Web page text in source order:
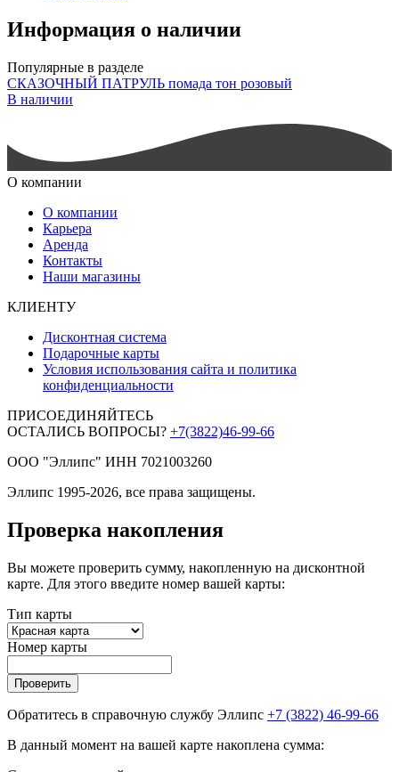
Информация о наличии
Популярные в разделе
СКАЗОЧНЫЙ ПАТРУЛЬ помада тон розовый
В наличии
О компании
О компании
Карьера
Аренда
Контакты
Наши магазины
КЛИЕНТУ
Дисконтная система
Подарочные карты
Условия использования сайта и политика
конфиденциальности
ПРИСОЕДИНЯЙТЕСЬ
ОСТАЛИСЬ ВОПРОСЫ? +7(3822)46-99-66
ООО "Эллипс" ИНН 7021003260
Эллипс 1995-2026, все права защищены.
Проверка накопления
Вы можете проверить сумму, накопленную на дисконтной
карте. Для этого введите номер вашей карты:
Тип карты
Номер карты
Проверить
Обратитесь в справочную службу Эллипс +7 (3822) 46-99-66
В данный момент на вашей карте накоплена сумма: